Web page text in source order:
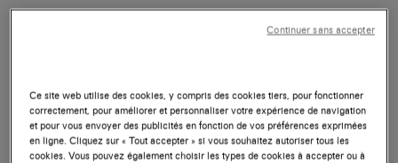
Ce site web utilise des cookies, y compris des cookies tiers, pour fonctionner
correctement, pour améliorer et personnaliser votre expérience de navigation
et pour vous envoyer des publicités en fonction de vos préférences exprimées
en ligne. Cliquez sur « Tout accepter » si vous souhaitez autoriser tous les
cookies. Vous pouvez également choisir les types de cookies à accepter ou à
Continuer sans accepter